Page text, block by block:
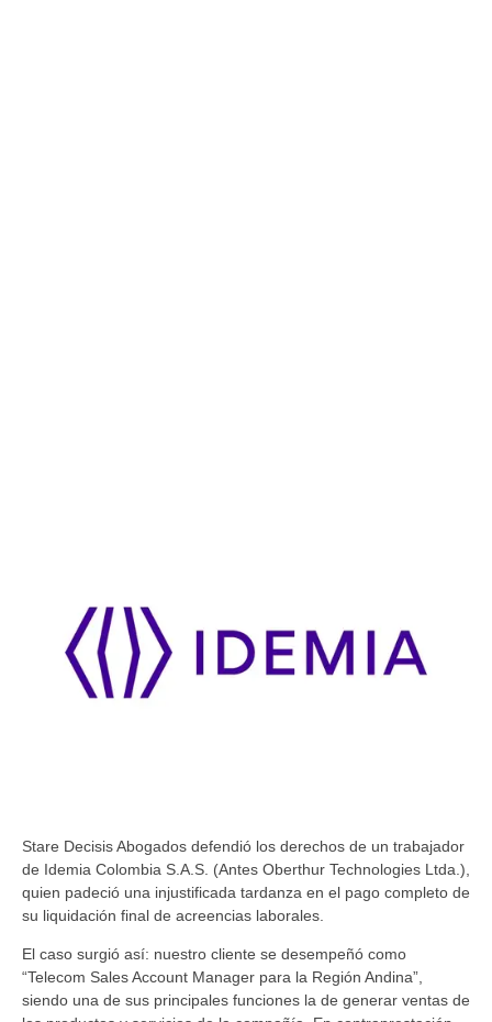
Stare Decisis Abogados defendió los derechos de un trabajador
de Idemia Colombia S.A.S. (Antes Oberthur Technologies Ltda.),
quien padeció una injustificada tardanza en el pago completo de
su liquidación final de acreencias laborales.
El caso surgió así: nuestro cliente se desempeñó como
“Telecom Sales Account Manager para la Región Andina”,
siendo una de sus principales funciones la de generar ventas de